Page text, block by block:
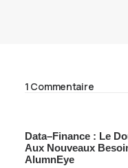
1 Commentaire
Data–Finance : Le
Aux Nouveaux
AlumnEye